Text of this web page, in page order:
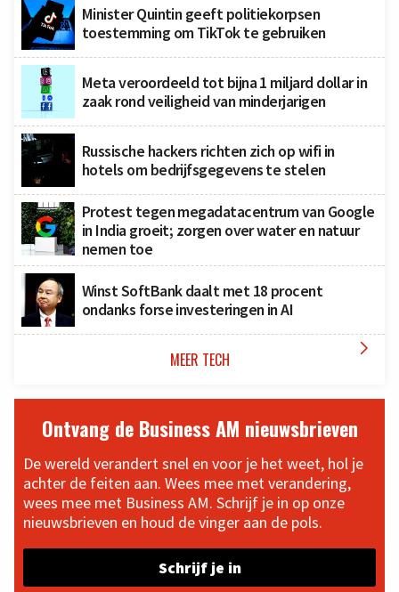
Minister Quintin geeft politiekorpsen
toestemming om TikTok te gebruiken
Meta veroordeeld tot bijna 1 miljard dollar in
zaak rond veiligheid van minderjarigen
Russische hackers richten zich op wifi in
hotels om bedrijfsgegevens te stelen
Protest tegen megadatacentrum van Google
in India groeit; zorgen over water en natuur
nemen toe
Winst SoftBank daalt met 18 procent
ondanks forse investeringen in AI
MEER TECH 
Ontvang de Business AM nieuwsbrieven
De wereld verandert snel en voor je het weet, hol je
achter de feiten aan. Wees mee met verandering,
wees mee met Business AM. Schrijf je in op onze
nieuwsbrieven en houd de vinger aan de pols.
Schrijf je in